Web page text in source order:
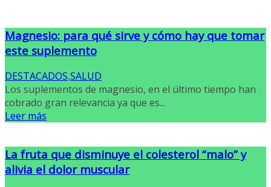
Magnesio: para qué sirve y cómo hay que tomar
este suplemento
DESTACADOS,SALUD
Los suplementos de magnesio, en el último tiempo han
cobrado gran relevancia ya que es...
Leer más
La fruta que disminuye el colesterol “malo” y
alivia el dolor muscular